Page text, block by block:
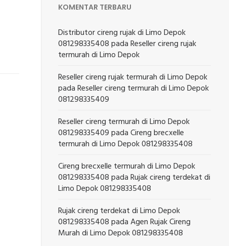
KOMENTAR TERBARU
Distributor cireng rujak di Limo Depok
081298335408padaReseller cireng rujak
termurah di Limo Depok
Reseller cireng rujak termurah di Limo Depok
padaReseller cireng termurah di Limo Depok
081298335409
Reseller cireng termurah di Limo Depok
081298335409padaCireng brecxelle
termurah di Limo Depok 081298335408
Cireng brecxelle termurah di Limo Depok
081298335408padaRujak cireng terdekat di
Limo Depok 081298335408
Rujak cireng terdekat di Limo Depok
081298335408padaAgen Rujak Cireng
Murah di Limo Depok 081298335408